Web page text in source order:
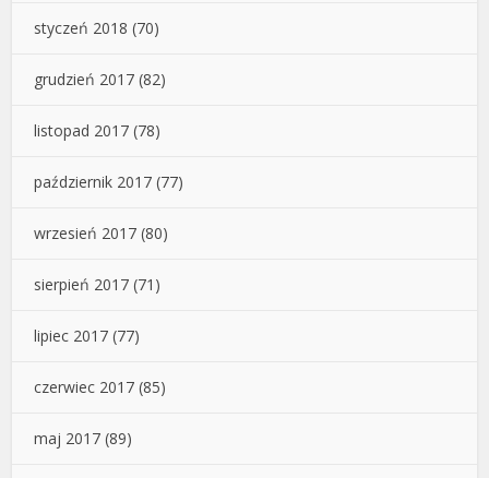
styczeń 2018 (70)
grudzień 2017 (82)
listopad 2017 (78)
październik 2017 (77)
wrzesień 2017 (80)
sierpień 2017 (71)
lipiec 2017 (77)
czerwiec 2017 (85)
maj 2017 (89)